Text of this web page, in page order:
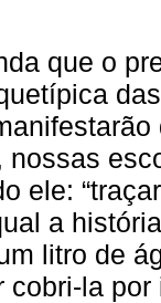
que o
nossas
ele:
a
litro de
la